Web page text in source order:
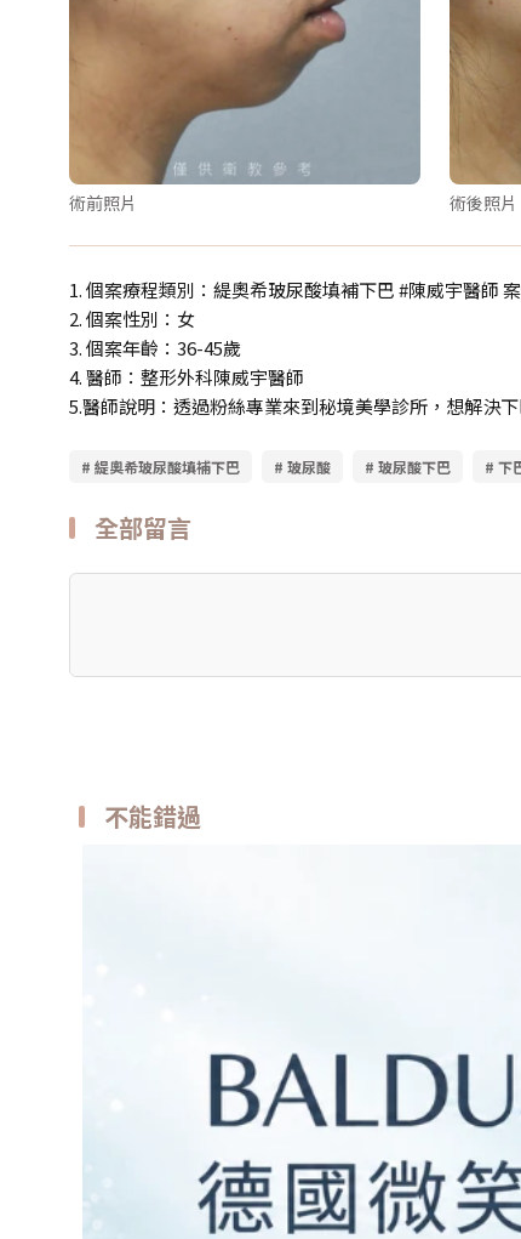
術前照片 術後照片
1. 個案療程類別：緹奧希玻尿酸填補下巴 #陳威宇醫師
2. 個案性別：女
3. 個案年齡：36-45歲
4. 醫師：整形外科陳威宇醫師
5.醫師說明：透過粉絲專業來到秘境美學診所，想解決
# 緹奧希玻尿酸填補下巴 # 玻尿酸 # 玻尿酸下巴 # 下
全部留言
不能錯過